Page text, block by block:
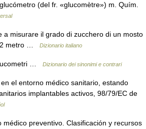
(del fr. «glucomètre») m. Quím.
a misurare il grado di zucchero di un mosto
2 metro …
Dizionario italiano
… Dizionario dei sinonimi e contrari
el entorno médico sanitario, estando
implantables activos, 98/79/EC de
preventivo. Clasificación y recursos